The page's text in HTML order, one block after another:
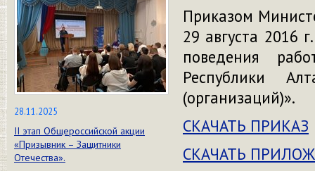
28.11.2025
II этап Общероссийской акции
«Призывник – Защитники
Отечества».
Приказом
29 августа 2016
поведения
Республики
(организаций)».
СКАЧАТЬ ПРИКАЗ
СКАЧАТЬ